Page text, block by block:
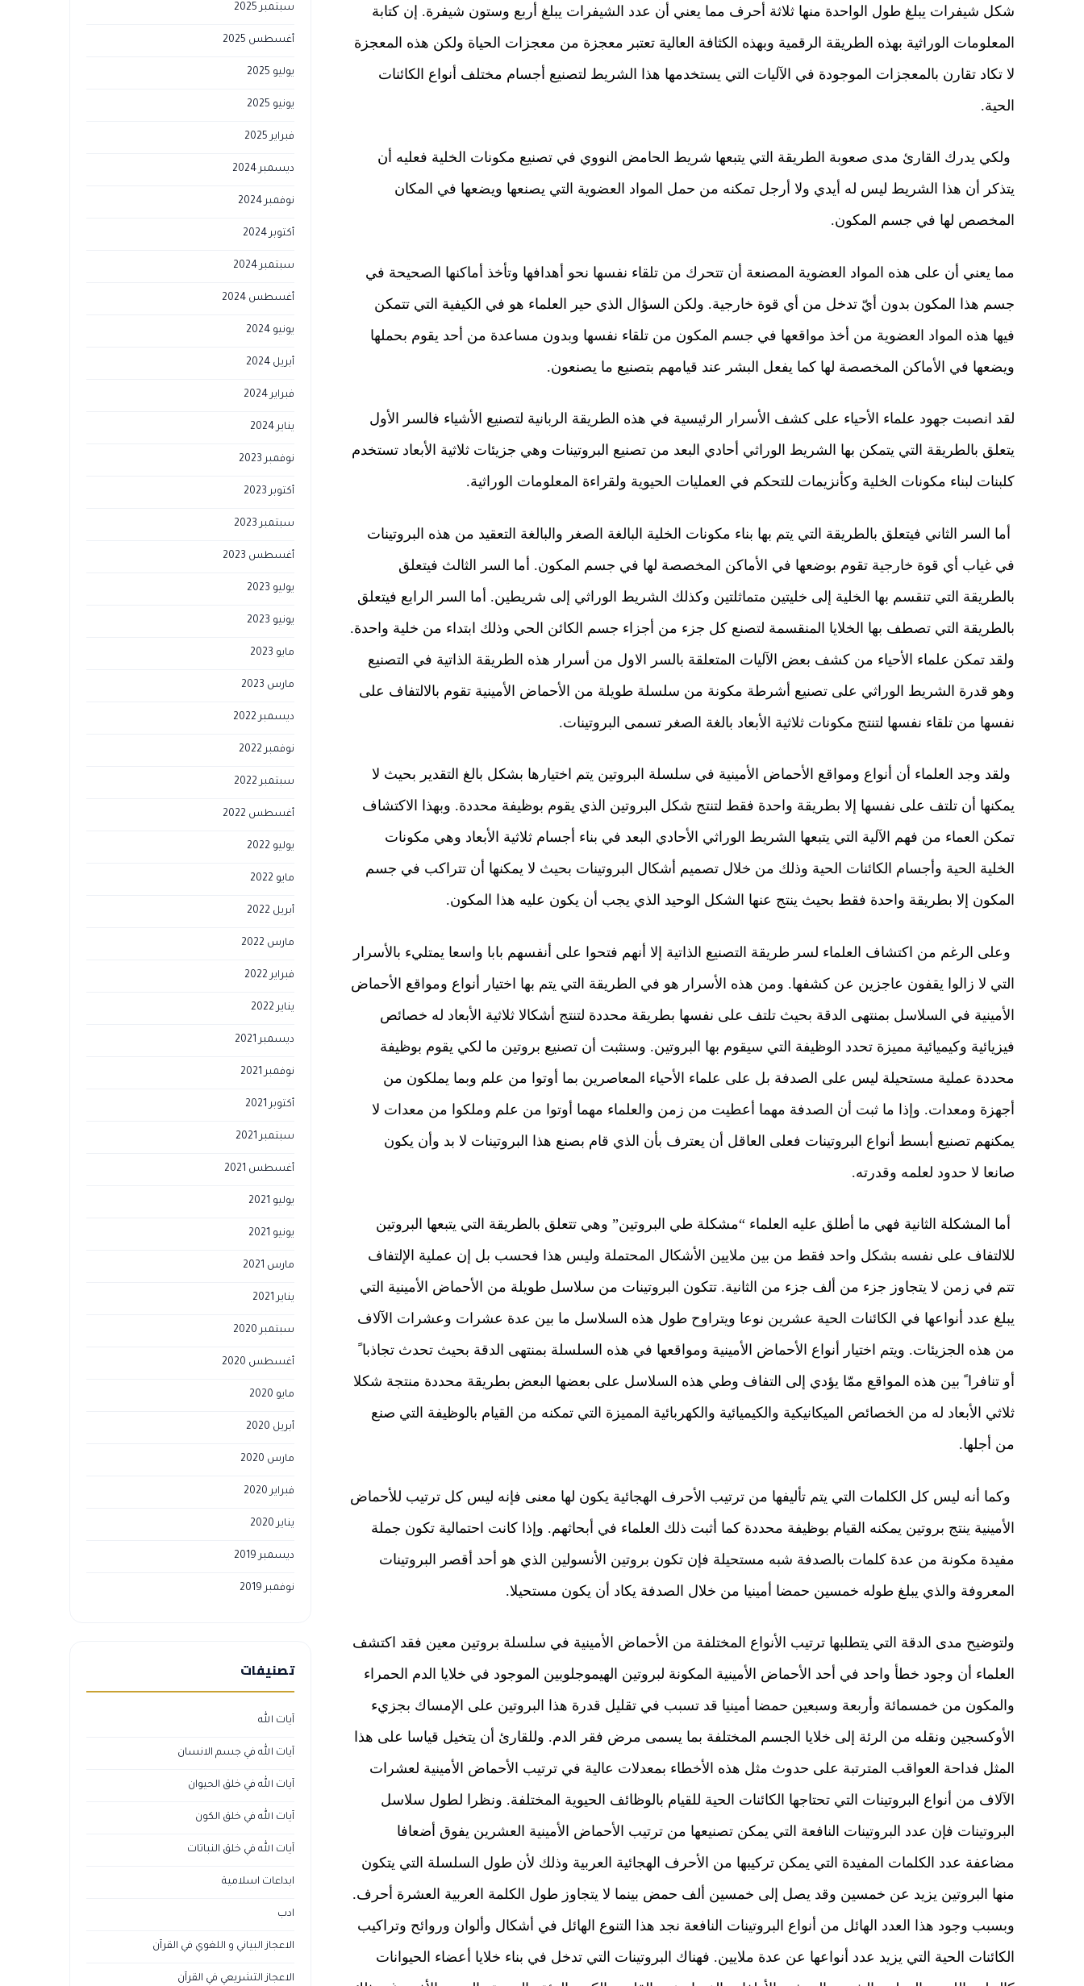
شكل شيفرات يبلغ طول الواحدة منها ثلاثة أحرف مما يعني أن عدد الشيفرات يبلغ أربع وستون شيفرة. إن كتابة
المعلومات الوراثية بهذه الطريقة الرقمية وبهذه الكثافة العالية تعتبر معجزة من معجزات الحياة ولكن هذه المعجزة
لا تكاد تقارن بالمعجزات الموجودة في الآليات التي يستخدمها هذا الشريط لتصنيع أجسام مختلف أنواع الكائنات
الحية.
ولكي يدرك القارئ مدى صعوبة الطريقة التي يتبعها شريط الحامض النووي في تصنيع مكونات الخلية فعليه أن
يتذكر أن هذا الشريط ليس له أيدي ولا أرجل تمكنه من حمل المواد العضوية التي يصنعها ويضعها في المكان
المخصص لها في جسم المكون.
مما يعني أن على هذه المواد العضوية المصنعة أن تتحرك من تلقاء نفسها نحو أهدافها وتأخذ أماكنها الصحيحة في
جسم هذا المكون بدون أيّ تدخل من أي قوة خارجية. ولكن السؤال الذي حير العلماء هو في الكيفية التي تتمكن
فيها هذه المواد العضوية من أخذ مواقعها في جسم المكون من تلقاء نفسها وبدون مساعدة من أحد يقوم بحملها
ويضعها في الأماكن المخصصة لها كما يفعل البشر عند قيامهم بتصنيع ما يصنعون.
لقد انصبت جهود علماء الأحياء على كشف الأسرار الرئيسية في هذه الطريقة الربانية لتصنيع الأشياء فالسر الأول
يتعلق بالطريقة التي يتمكن بها الشريط الوراثي أحادي البعد من تصنيع البروتينات وهي جزيئات ثلاثية الأبعاد تستخدم
كلبنات لبناء مكونات الخلية وكأنزيمات للتحكم في العمليات الحيوية ولقراءة المعلومات الوراثية.
أما السر الثاني فيتعلق بالطريقة التي يتم بها بناء مكونات الخلية البالغة الصغر والبالغة التعقيد من هذه البروتينات
في غياب أي قوة خارجية تقوم بوضعها في الأماكن المخصصة لها في جسم المكون. أما السر الثالث فيتعلق
بالطريقة التي تنقسم بها الخلية إلى خليتين متماثلتين وكذلك الشريط الوراثي إلى شريطين. أما السر الرابع فيتعلق
بالطريقة التي تصطف بها الخلايا المنقسمة لتصنع كل جزء من أجزاء جسم الكائن الحي وذلك ابتداء من خلية واحدة.
ولقد تمكن علماء الأحياء من كشف بعض الآليات المتعلقة بالسر الاول من أسرار هذه الطريقة الذاتية في التصنيع
وهو قدرة الشريط الوراثي على تصنيع أشرطة مكونة من سلسلة طويلة من الأحماض الأمينية تقوم بالالتفاف على
نفسها من تلقاء نفسها لتنتج مكونات ثلاثية الأبعاد بالغة الصغر تسمى البروتينات.
ولقد وجد العلماء أن أنواع ومواقع الأحماض الأمينية في سلسلة البروتين يتم اختيارها بشكل بالغ التقدير بحيث لا
يمكنها أن تلتف على نفسها إلا بطريقة واحدة فقط لتنتج شكل البروتين الذي يقوم بوظيفة محددة. وبهذا الاكتشاف
تمكن العماء من فهم الآلية التي يتبعها الشريط الوراثي الأحادي البعد في بناء أجسام ثلاثية الأبعاد وهي مكونات
الخلية الحية وأجسام الكائنات الحية وذلك من خلال تصميم أشكال البروتينات بحيث لا يمكنها أن تتراكب في جسم
المكون إلا بطريقة واحدة فقط بحيث ينتج عنها الشكل الوحيد الذي يجب أن يكون عليه هذا المكون.
وعلى الرغم من اكتشاف العلماء لسر طريقة التصنيع الذاتية إلا أنهم فتحوا على أنفسهم بابا واسعا يمتليء بالأسرار
التي لا زالوا يقفون عاجزين عن كشفها. ومن هذه الأسرار هو في الطريقة التي يتم بها اختيار أنواع ومواقع الأحماض
الأمينية في السلاسل بمنتهى الدقة بحيث تلتف على نفسها بطريقة محددة لتنتج أشكالا ثلاثية الأبعاد له خصائص
فيزيائية وكيميائية مميزة تحدد الوظيفة التي سيقوم بها البروتين. وسنثبت أن تصنيع بروتين ما لكي يقوم بوظيفة
محددة عملية مستحيلة ليس على الصدفة بل على علماء الأحياء المعاصرين بما أوتوا من علم وبما يملكون من
أجهزة ومعدات. وإذا ما ثبت أن الصدفة مهما أعطيت من زمن والعلماء مهما أوتوا من علم وملكوا من معدات لا
يمكنهم تصنيع أبسط أنواع البروتينات فعلى العاقل أن يعترف بأن الذي قام بصنع هذا البروتينات لا بد وأن يكون
صانعا لا حدود لعلمه وقدرته.
أما المشكلة الثانية فهي ما أطلق عليه العلماء “مشكلة طي البروتين” وهي تتعلق بالطريقة التي يتبعها البروتين
للالتفاف على نفسه بشكل واحد فقط من بين ملايين الأشكال المحتملة وليس هذا فحسب بل إن عملية الإلتفاف
تتم في زمن لا يتجاوز جزء من ألف جزء من الثانية. تتكون البروتينات من سلاسل طويلة من الأحماض الأمينية التي
يبلغ عدد أنواعها في الكائنات الحية عشرين نوعا ويتراوح طول هذه السلاسل ما بين عدة عشرات وعشرات الآلاف
من هذه الجزيئات. ويتم اختيار أنواع الأحماض الأمينية ومواقعها في هذه السلسلة بمنتهى الدقة بحيث تحدث تجاذباﹰ
أو تنافراﹰ بين هذه المواقع ممّا يؤدي إلى التفاف وطي هذه السلاسل على بعضها البعض بطريقة محددة منتجة شكلا
ثلاثي الأبعاد له من الخصائص الميكانيكية والكيميائية والكهربائية المميزة التي تمكنه من القيام بالوظيفة التي صنع
من أجلها.
وكما أنه ليس كل الكلمات التي يتم تأليفها من ترتيب الأحرف الهجائية يكون لها معنى فإنه ليس كل ترتيب للأحماض
الأمينية ينتج بروتين يمكنه القيام بوظيفة محددة كما أثبت ذلك العلماء في أبحاثهم. وإذا كانت احتمالية تكون جملة
مفيدة مكونة من عدة كلمات بالصدفة شبه مستحيلة فإن تكون بروتين الأنسولين الذي هو أحد أقصر البروتينات
المعروفة والذي يبلغ طوله خمسين حمضا أمينيا من خلال الصدفة يكاد أن يكون مستحيلا.
ولتوضيح مدى الدقة التي يتطلبها ترتيب الأنواع المختلفة من الأحماض الأمينية في سلسلة بروتين معين فقد اكتشف
العلماء أن وجود خطأ واحد في أحد الأحماض الأمينية المكونة لبروتين الهيموجلوبين الموجود في خلايا الدم الحمراء
والمكون من خمسمائة وأربعة وسبعين حمضا أمينيا قد تسبب في تقليل قدرة هذا البروتين على الإمساك بجزيء
الأوكسجين ونقله من الرئة إلى خلايا الجسم المختلفة بما يسمى مرض فقر الدم. وللقارئ أن يتخيل قياسا على هذا
المثل فداحة العواقب المترتبة على حدوث مثل هذه الأخطاء بمعدلات عالية في ترتيب الأحماض الأمينية لعشرات
الآلاف من أنواع البروتينات التي تحتاجها الكائنات الحية للقيام بالوظائف الحيوية المختلفة. ونظرا لطول سلاسل
البروتينات فإن عدد البروتينات النافعة التي يمكن تصنيعها من ترتيب الأحماض الأمينية العشرين يفوق أضعافا
مضاعفة عدد الكلمات المفيدة التي يمكن تركيبها من الأحرف الهجائية العربية وذلك لأن طول السلسلة التي يتكون
منها البروتين يزيد عن خمسين وقد يصل إلى خمسين ألف حمض بينما لا يتجاوز طول الكلمة العربية العشرة أحرف.
وبسبب وجود هذا العدد الهائل من أنواع البروتينات النافعة نجد هذا التنوع الهائل في أشكال وألوان وروائح وتراكيب
الكائنات الحية التي يزيد عدد أنواعها عن عدة ملايين. فهناك البروتينات التي تدخل في بناء خلايا أعضاء الحيوانات
سبتمبر 2025
أغسطس 2025
يوليو 2025
يونيو 2025
فبراير 2025
ديسمبر 2024
نوفمبر 2024
أكتوبر 2024
سبتمبر 2024
أغسطس 2024
يونيو 2024
أبريل 2024
فبراير 2024
يناير 2024
نوفمبر 2023
أكتوبر 2023
سبتمبر 2023
أغسطس 2023
يوليو 2023
يونيو 2023
مايو 2023
مارس 2023
ديسمبر 2022
نوفمبر 2022
سبتمبر 2022
أغسطس 2022
يوليو 2022
مايو 2022
أبريل 2022
مارس 2022
فبراير 2022
يناير 2022
ديسمبر 2021
نوفمبر 2021
أكتوبر 2021
سبتمبر 2021
أغسطس 2021
يوليو 2021
يونيو 2021
مارس 2021
يناير 2021
سبتمبر 2020
أغسطس 2020
مايو 2020
أبريل 2020
مارس 2020
فبراير 2020
يناير 2020
ديسمبر 2019
نوفمبر 2019
تصنيفات
آيات الله
آيات الله في جسم الانسان
آيات الله في خلق الحيوان
آيات الله في خلق الكون
آيات الله في خلق النباتات
ابداعات اسلامية
ادب
الاعجاز البياني و اللغوي في القرآن
الاعجاز التشريعي في القرآن